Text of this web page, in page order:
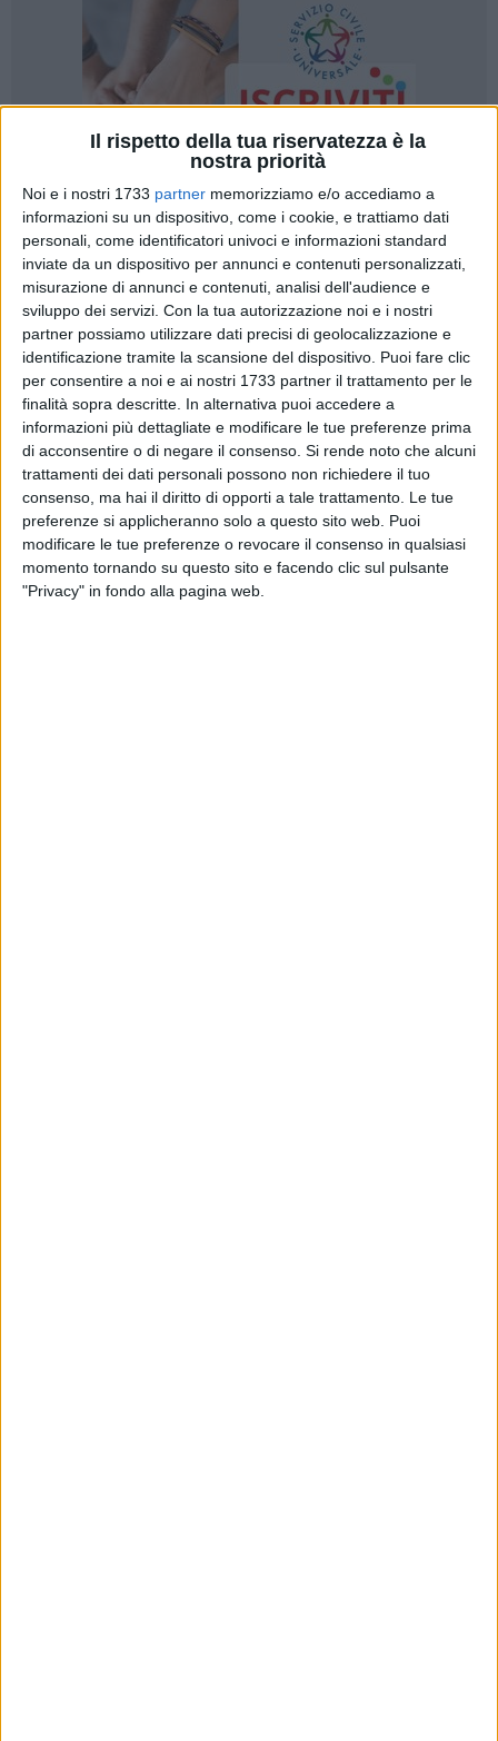
Il rispetto della tua riservatezza è la
nostra priorità
Noi e i nostri 1733 partner memorizziamo e/o accediamo a
informazioni su un dispositivo, come i cookie, e trattiamo dati
personali, come identificatori univoci e informazioni standard
inviate da un dispositivo per annunci e contenuti personalizzati,
misurazione di annunci e contenuti, analisi dell'audience e
sviluppo dei servizi. Con la tua autorizzazione noi e i nostri
partner possiamo utilizzare dati precisi di geolocalizzazione e
identificazione tramite la scansione del dispositivo. Puoi fare clic
per consentire a noi e ai nostri 1733 partner il trattamento per le
finalità sopra descritte. In alternativa puoi accedere a
informazioni più dettagliate e modificare le tue preferenze prima
di acconsentire o di negare il consenso. Si rende noto che alcuni
trattamenti dei dati personali possono non richiedere il tuo
consenso, ma hai il diritto di opporti a tale trattamento. Le tue
preferenze si applicheranno solo a questo sito web. Puoi
modificare le tue preferenze o revocare il consenso in qualsiasi
momento tornando su questo sito e facendo clic sul pulsante
"Privacy" in fondo alla pagina web.
259
È stata ritrovata Isa Musci, la 50enne di cui si erano perse le
tracce nel pomeriggio di mercoledì 13 agosto.
La donna, vista per l'ultima volta intorno alle ore 16 a
Bisceglie, è stata rintracciata e sta bene.
La sua scomparsa aveva suscitato grande apprensione e
mobilitato familiari, amici, cittadini.